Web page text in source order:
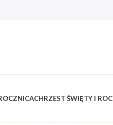
CHRZEST ŚWIĘTY I